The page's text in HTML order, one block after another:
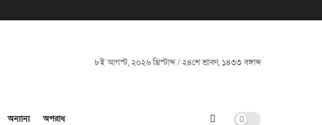
৮ই আগস্ট, ২০২৬ খ্রিস্টাব্দ / ২৪শে শ্রাবণ, ১৪৩৩ বঙ্গাব্দ
অন্যান্য অপরাধ